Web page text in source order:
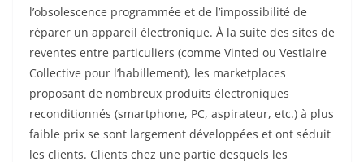
l’obsolescence programmée et de l’impossibilité de
réparer un appareil électronique. À la suite des sites de
reventes entre particuliers (comme Vinted ou Vestiaire
Collective pour l’habillement), les marketplaces
proposant de nombreux produits électroniques
reconditionnés (smartphone, PC, aspirateur, etc.) à plus
faible prix se sont largement développées et ont séduit
les clients. Clients chez une partie desquels les